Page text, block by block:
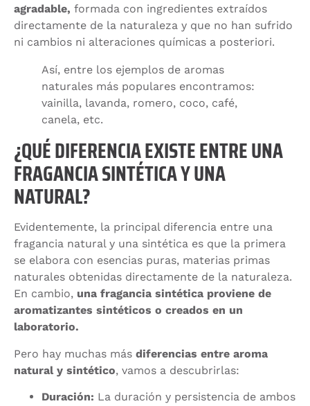
agradable, formada con ingredientes extraídos
directamente de la naturaleza y que no han sufrido
ni cambios ni alteraciones químicas a posteriori.
Así, entre los ejemplos de aromas
naturales más populares encontramos:
vainilla, lavanda, romero, coco, café,
canela, etc.
¿QUÉ DIFERENCIA EXISTE ENTRE UNA
FRAGANCIA SINTÉTICA Y UNA
NATURAL?
Evidentemente, la principal diferencia entre una
fragancia natural y una sintética es que la primera
se elabora con esencias puras, materias primas
naturales obtenidas directamente de la naturaleza.
En cambio, una fragancia sintética proviene de
aromatizantes sintéticos o creados en un
laboratorio.
Pero hay muchas más diferencias entre aroma
natural y sintético, vamos a descubrirlas:
Duración: La duración y persistencia de ambos